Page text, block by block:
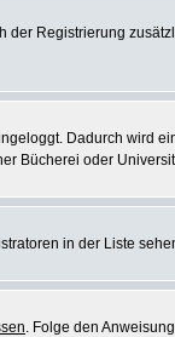
Registrierung
Dadurch wird
Bücherei oder
in der Liste
. Folge den